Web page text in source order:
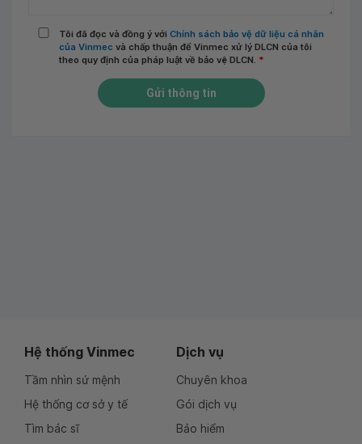
Tôi đã đọc và đồng ý với Chính sách bảo vệ dữ liệu cá nhân
của Vinmec và chấp thuận để Vinmec xử lý DLCN của tôi
theo quy định của pháp luật về bảo vệ DLCN. *
Gửi thông tin
Hệ thống Vinmec
Tầm nhìn sứ mệnh
Hệ thống cơ sở y tế
Tìm bác sĩ
Dịch vụ
Chuyên khoa
Gói dịch vụ
Bảo hiểm